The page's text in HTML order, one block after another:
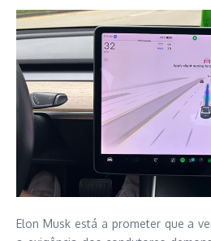
Elon Musk está a prometer que a